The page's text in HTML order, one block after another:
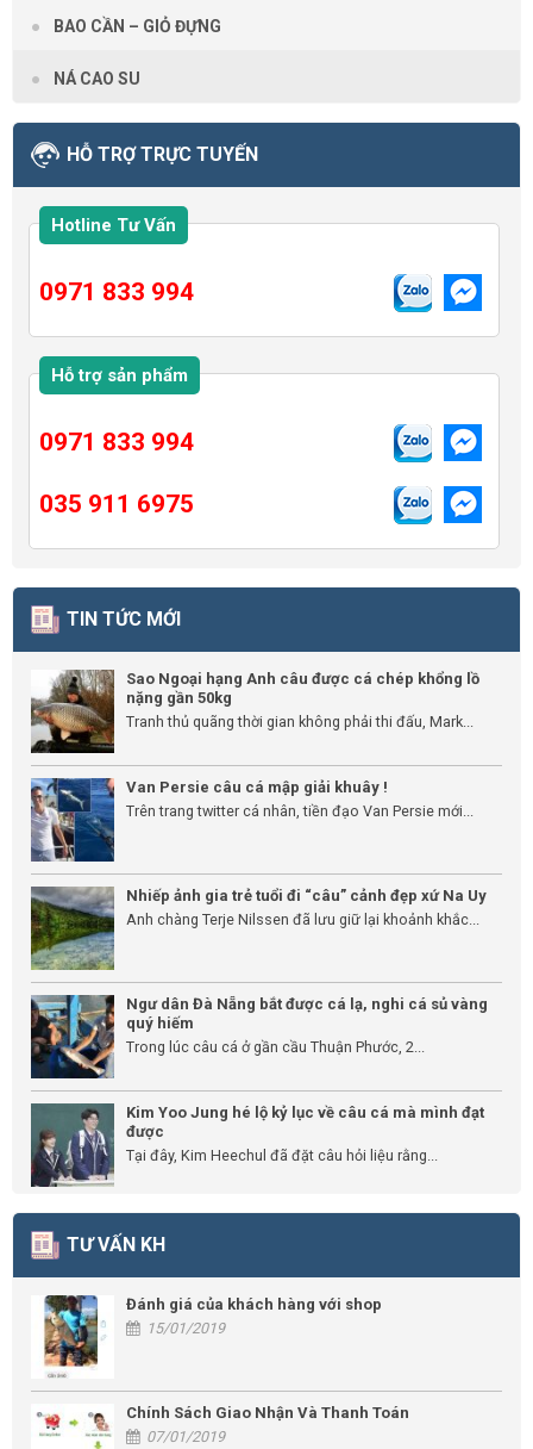
BAO CẦN – GIỎ ĐỰNG
NÁ CAO SU
HỖ TRỢ TRỰC TUYẾN
Hotline Tư Vấn
0971 833 994
Hỗ trợ sản phẩm
0971 833 994
035 911 6975
TIN TỨC MỚI
Sao Ngoại hạng Anh câu được cá chép khổng lồ
nặng gần 50kg
Tranh thủ quãng thời gian không phải thi đấu, Mark...
Van Persie câu cá mập giải khuây !
Trên trang twitter cá nhân, tiền đạo Van Persie mới...
Nhiếp ảnh gia trẻ tuổi đi “câu” cảnh đẹp xứ Na Uy
Anh chàng Terje Nilssen đã lưu giữ lại khoảnh khắc...
Ngư dân Đà Nẵng bắt được cá lạ, nghi cá sủ vàng
quý hiếm
Trong lúc câu cá ở gần cầu Thuận Phước, 2...
Kim Yoo Jung hé lộ kỷ lục về câu cá mà mình đạt
được
Tại đây, Kim Heechul đã đặt câu hỏi liệu rằng...
TƯ VẤN KH
Đánh giá của khách hàng với shop
15/01/2019
Chính Sách Giao Nhận Và Thanh Toán
07/01/2019